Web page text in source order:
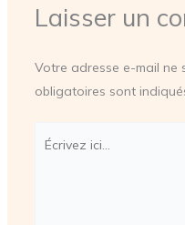
Laisser un
Votre adresse e-mail ne
obligatoires sont